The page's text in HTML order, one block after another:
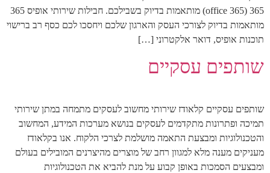
365 (office 365) מותאמות בדיוק בשבילכם. חבילות שירותי אופיס 365
מותאמות בדיוק לצורכי העסק והארגון שלכם ויחסכו לכם כסף רב ברישוי
תוכנות אופיס, דואר אלקטרוני […]
שותפים עסקיים
שותפים עסקיים קלאודז שירותי מחשוב לעסקים מתמחה במתן שירותי
תמיכה ופתרונות מתקדמים לעסקים בנושא מערכות המידע, המחשוב
והטכנולוגיות ומבצעת התאמה מושלמת לצרכי הלקוח. אנו בקלאודז
מעניקים מענה מלא למגוון רחב של מוצרים מהיצרנים המובילים בעולם
ומבצעים הסמכות באופן קבוע על מנת להביא את הטכנולוגיות